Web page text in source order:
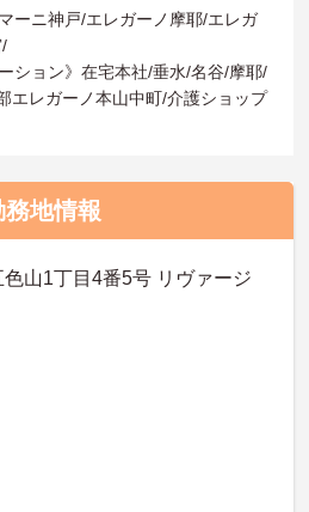
ーニ神戸/エレガーノ摩耶/エレガ
ション》在宅本社/垂水/名谷/摩耶/
エレガーノ本山中町/介護ショップ
務地情報
山1丁目4番5号 リヴァージ